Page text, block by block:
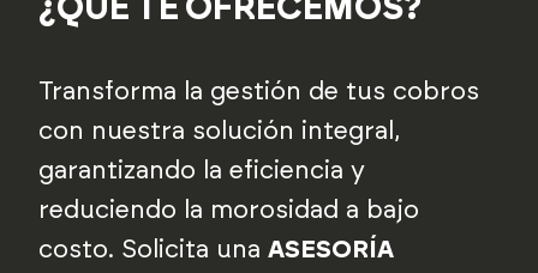
¿QUÉ TE OFRECEMOS?
Transforma la gestión de tus cobros
con nuestra solución integral,
garantizando la eficiencia y
reduciendo la morosidad a bajo
costo. Solicita unaASESORÍA